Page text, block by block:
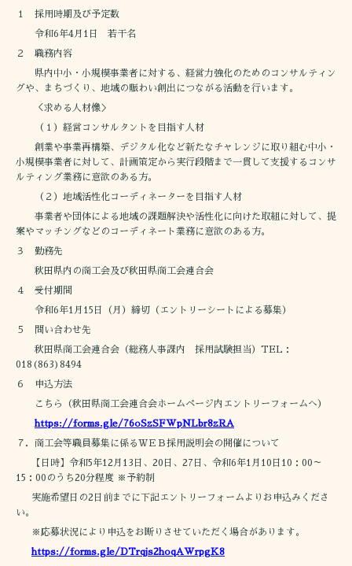
１ 採用時期及び予定数
令和6年4月1日 若干名
２ 職務内容
県内中小・小規模事業者に対する、経営力強化のためのコンサルティン
グや、まちづくり、地域の賑わい創出につながる活動を行います。
＜求める人材像＞
（１）経営コンサルタントを目指す人材
創業や事業再構築、デジタル化など新たなチャレンジに取り組む中小・
小規模事業者に対して、計画策定から実行段階まで一貫して支援するコンサ
ルティング業務に意欲のある方。
（２）地域活性化コーディネーターを目指す人材
事業者や団体による地域の課題解決や活性化に向けた取組に対して、提
案やマッチングなどのコーディネート業務に意欲のある方。
３ 勤務先
秋田県内の商工会及び秋田県商工会連合会
４ 受付期間
令和6年1月15日（月）締切（エントリーシートによる募集）
５ 問い合わせ先
秋田県商工会連合会（総務人事課内 採用試験担当）TEL：
018(863)8494
６ 申込方法
こちら（秋田県商工会連合会ホームページ内エントリーフォームへ）
https://forms.gle/76oSzSFWpNLbr8zRA
７．商工会等職員募集に係るＷＥＢ採用説明会の開催について
【日時】令和5年12月13日、20日、27日、令和6年1月10日10：00～
15：00のうち20分程度 ※予約制
実施希望日の2日前までに下記エントリーフォームよりお申込みくださ
い。
※応募状況により申込をお断りさせていただく場合があります。
https://forms.gle/DTrqjs2hoqAWrpgK8